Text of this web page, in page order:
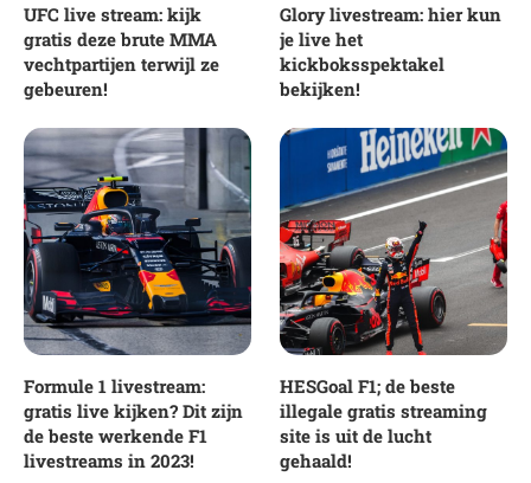
UFC live stream: kijk
gratis deze brute MMA
vechtpartijen terwijl ze
gebeuren!
Glory livestream: hier kun
je live het
kickboksspektakel
bekijken!
Formule 1 livestream:
gratis live kijken? Dit zijn
de beste werkende F1
livestreams in 2023!
HESGoal F1; de beste
illegale gratis streaming
site is uit de lucht
gehaald!